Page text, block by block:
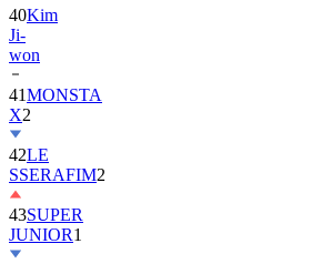
40Kim
Ji-
won
41MONSTA
X2
42LE
SSERAFIM2
43SUPER
JUNIOR1